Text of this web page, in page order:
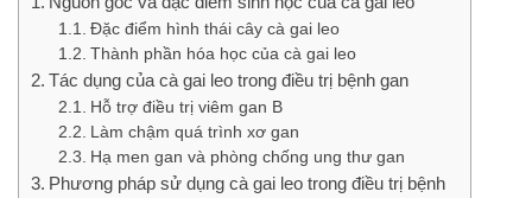
Đặc điểm hình thái cây cà gai leo
Thành phần hóa học của cà gai leo
Tác dụng của cà gai leo trong điều trị bệnh gan
Hỗ trợ điều trị viêm gan B
Làm chậm quá trình xơ gan
Hạ men gan và phòng chống ung thư gan
Phương pháp sử dụng cà gai leo trong điều trị bệnh